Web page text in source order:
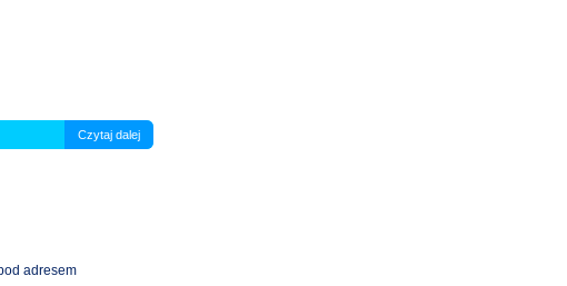
Czytaj dalej
adresem